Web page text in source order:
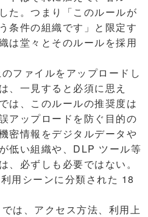
た。つまり「このルールが
条件の組織です」と限定す
は堂々とそのルールを採用
ファイルをアップロードし
、一見すると必須に思え
は、このルールの推奨度は
アップロードを防ぐ目的の
密情報をデジタルデータや
低い組織や、DLP ツール等
、必ずしも必要ではない。
用シーンに分類された 18
は、アクセス方法、利用上